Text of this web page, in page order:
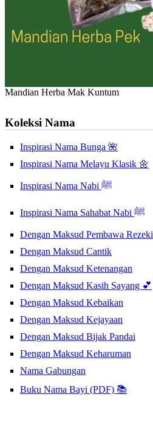
Mandian Herba Mak Kuntum
Koleksi Nama
Inspirasi Nama Bunga 🌺
Inspirasi Nama Melayu Klasik 🌼
Inspirasi Nama Nabi ﷺ
Inspirasi Nama Sahabat Nabi ﷺ
Dengan Maksud Pembawa Rezeki
Dengan Maksud Cantik
Dengan Maksud Ketenangan
Dengan Maksud Kasih Sayang 💕
Dengan Maksud Kebaikan
Dengan Maksud Kejayaan
Dengan Maksud Bijak Pandai
Dengan Maksud Keharuman
Nama Gabungan
Buku Nama Bayi (PDF) 📚